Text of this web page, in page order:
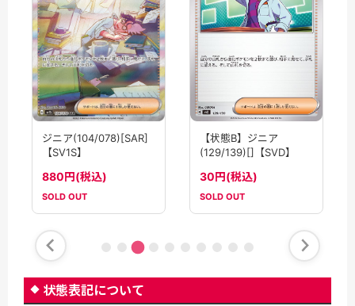
ジニア(104/078)[SAR]
【SV1S】
880円(税込)
SOLD OUT
【状態B】ジニア
(129/139)[]【SVD】
30円(税込)
SOLD OUT
状態表記について